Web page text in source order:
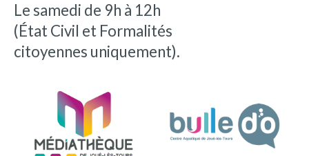
Le samedi de 9h à 12h
(État Civil et Formalités
citoyennes uniquement).